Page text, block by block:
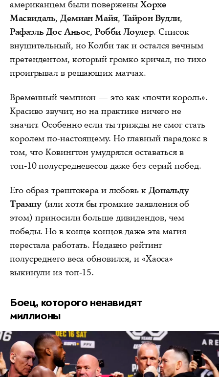
американцем были поверженыХорхе
Масвидаль,Демиан Майя, Тайрон Вудли,
Рафаэль Дос Аньос,Робби Лоулер. Список
внушительный, но Колби так и остался вечным
претендентом, который громко кричал, но тихо
проигрывал в решающих матчах.
Временный чемпион — это как «почти король».
Красиво звучит, но на практике ничего не
значит. Особенно если ты трижды не смог стать
королем по-настоящему. Но главный парадокс в
том, что Ковингтон умудрялся оставаться в
топ-10 полусредневесов даже без серий побед.
Его образ трештокера и любовь к Дональду
Трампу(или хотя бы громкие заявления об
этом) приносили больше дивидендов, чем
победы. Но в конце концов даже эта магия
перестала работать. Недавно рейтинг
полусреднего веса обновился, и «Хаоса»
выкинули из топ-15.
Боец, которого ненавидят
миллионы